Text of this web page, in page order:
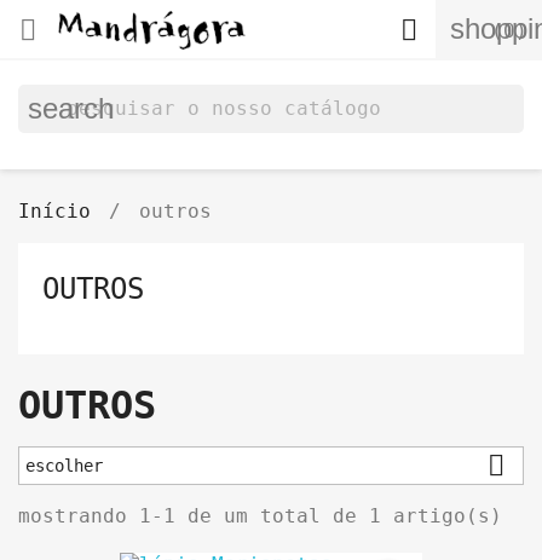
 (0)

search
Início outros
OUTROS
OUTROS
escolher 
mostrando 1-1 de um total de 1 artigo(s)